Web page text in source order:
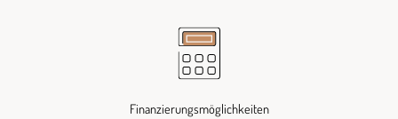
Finanzierungsmöglichkeiten